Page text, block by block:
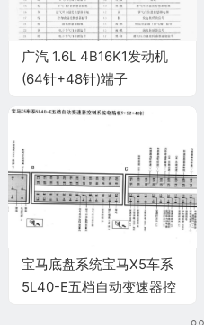
广汽 1.6L 4B16K1发动机
(64针+48针)端子
宝马底盘系统宝马X5车系
5L40-E五档自动变速器控